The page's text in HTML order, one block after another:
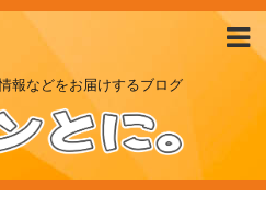
報などをお届けするブログ